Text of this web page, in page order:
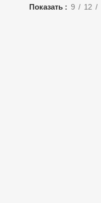
Показать 9 12